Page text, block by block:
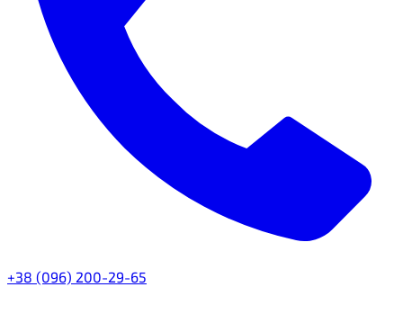
+38 (096) 200-29-65